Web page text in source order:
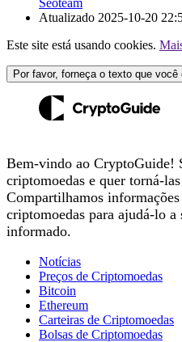
Seoteam
Atualizado 2025-10-20
Este site está usando cookies.
Por favor, forneça o texto que
Bem-vindo ao CryptoGuide!
criptomoedas e quer torná-
Compartilhamos
criptomoedas para ajudá-lo a
informado.
Notícias
Preços de Criptomoedas
Bitcoin
Ethereum
Carteiras de Criptomoedas
Bolsas de Criptomoedas